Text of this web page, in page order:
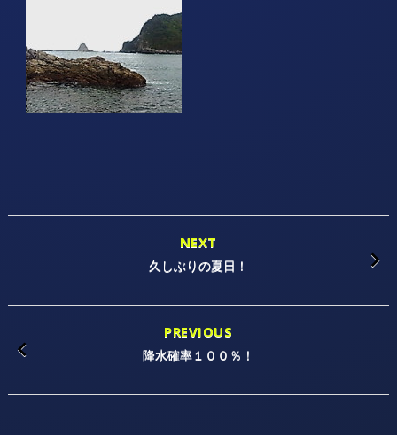
NEXT
久しぶりの夏日！
PREVIOUS
降水確率１００％！